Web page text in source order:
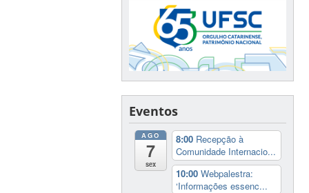
Eventos
AGO
7
sex
8:00 Recepção à
Comunidade Internacio...
10:00Webpalestra:
‘Informações essenc...